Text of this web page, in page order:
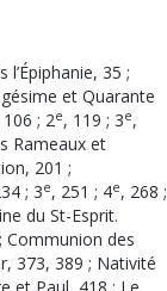
l’Épiphanie, 35 ;
et Quarante
; 2e, 119 ; 3e,
Rameaux et
201 ;
; 3e, 251 ; 4e, 268 ;
du St-Esprit.
Communion des
373, 389 ; Nativité